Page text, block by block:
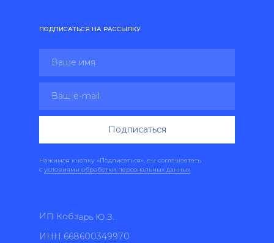
ИП Кобзарь Ю.З.
ИНН 668600349970
Нажимая кнопку «Подписаться», вы соглашаетесь
с условиями обработки персональных данных
Подписаться
ПОДПИСАТЬСЯ НА РАССЫЛКУ